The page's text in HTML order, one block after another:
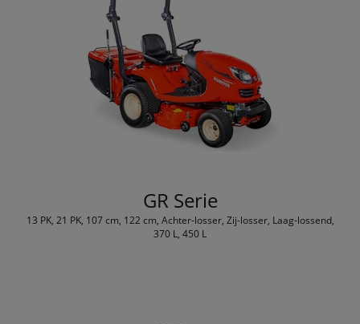
GR Serie
13 PK, 21 PK, 107 cm, 122 cm, Achter-losser, Zij-losser, Laag-lossend,
370 L, 450 L